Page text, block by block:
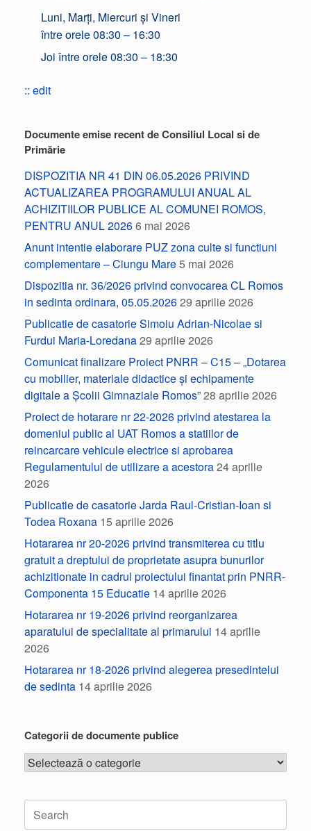
Luni, Marți, Miercuri și Vineri
între orele 08:30 – 16:30
Joi între orele 08:30 – 18:30
:: edit
Documente emise recent de Consiliul Local si de
Primărie
DISPOZITIA NR 41 DIN 06.05.2026 PRIVIND
ACTUALIZAREA PROGRAMULUI ANUAL AL
ACHIZITIILOR PUBLICE AL COMUNEI ROMOS,
PENTRU ANUL 20266 mai 2026
Anunt intentie elaborare PUZ zona culte si functiuni
complementare – Ciungu Mare5 mai 2026
Dispozitia nr. 36/2026 privind convocarea CL Romos
in sedinta ordinara, 05.05.202629 aprilie 2026
Publicatie de casatorie Simoiu Adrian-Nicolae si
Furdui Maria-Loredana29 aprilie 2026
Comunicat finalizare Proiect PNRR – C15 – „Dotarea
cu mobilier, materiale didactice și echipamente
digitale a Școlii Gimnaziale Romos”28 aprilie 2026
Proiect de hotarare nr 22-2026 privind atestarea la
domeniul public al UAT Romos a statiilor de
reincarcare vehicule electrice si aprobarea
Regulamentului de utilizare a acestora24 aprilie
2026
Publicatie de casatorie Jarda Raul-Cristian-Ioan si
Todea Roxana 15 aprilie 2026
Hotararea nr 20-2026 privind transmiterea cu titlu
gratuit a dreptului de proprietate asupra bunurilor
achizitionate in cadrul proiectului finantat prin PNRR-
Componenta 15 Educatie 14 aprilie 2026
Hotararea nr 19-2026 privind reorganizarea
aparatului de specialitate al primarului 14 aprilie
2026
Hotararea nr 18-2026 privind alegerea presedintelui
de sedinta 14 aprilie 2026
Categorii de documente publice